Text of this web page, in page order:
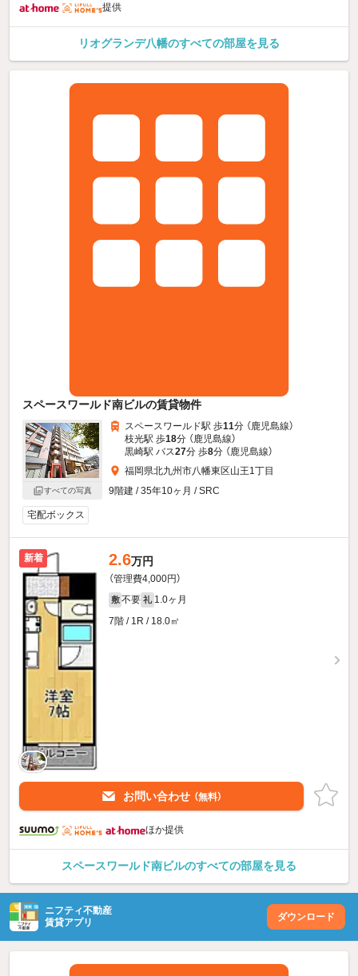
提供
リオグランデ八幡のすべての部屋を見る
スペースワールド南ビルの賃貸物件
すべての写真
スペースワールド駅 歩11分 （鹿児島線）
枝光駅 歩18分 （鹿児島線）
黒崎駅 バス27分 歩8分 （鹿児島線）
福岡県北九州市八幡東区山王1丁目
9階建 / 35年10ヶ月 / SRC
宅配ボックス
新着 2.6万円
（管理費4,000円）
敷 不要 礼 1.0ヶ月
7階 / 1R / 18.0㎡
お問い合わせ （無料）
ほか提供
スペースワールド南ビルのすべての部屋を見る
ニフティ不動産
賃貸アプリ
ダウンロード